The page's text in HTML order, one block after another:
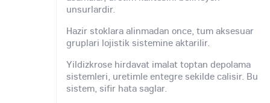
unsurlardir.
Hazir stoklara alinmadan once, tum aksesuar
gruplari lojistik sistemine aktarilir.
Yildizkrose hirdavat imalat toptan depolama
sistemleri, uretimle entegre sekilde calisir. Bu
sistem, sifir hata saglar.